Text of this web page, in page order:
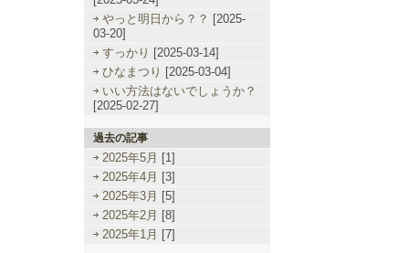
やっと明日から？？ [2025-
03-20]
すっかり [2025-03-14]
ひなまつり [2025-03-04]
いい方法はないでしょうか？
[2025-02-27]
過去の記事
2025年5月
[1]
2025年4月
[3]
2025年3月
[5]
2025年2月
[8]
2025年1月
[7]